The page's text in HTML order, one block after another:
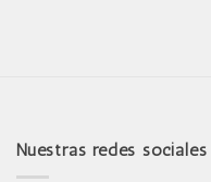
Nuestras redes sociales